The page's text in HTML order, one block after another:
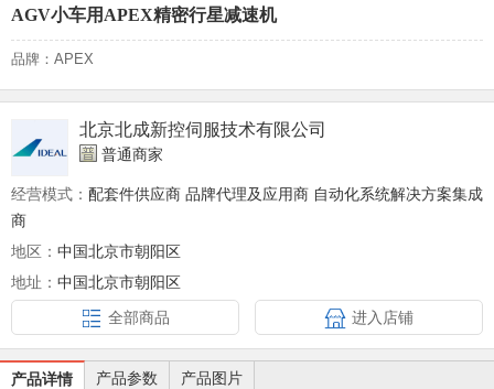
AGV小车用APEX精密行星减速机
品牌：APEX
北京北成新控伺服技术有限公司
普通商家
经营模式： 配套件供应商 品牌代理及应用商 自动化系统解决方案集成
商
地区： 中国北京市朝阳区
地址： 中国北京市朝阳区
全部商品
进入店铺
产品详情 产品参数 产品图片